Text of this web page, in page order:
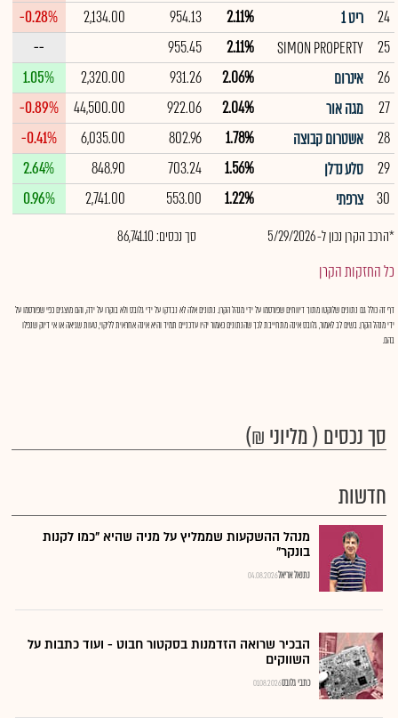
24
ריט 1 2.11%
954.13
2,134.00
-0.28%
25
SIMON PROPERTY
2.11%
955.45
--
26
אינרום 2.06%
931.26
2,320.00
1.05%
27
מגה אור 2.04%
922.06
44,500.00
-0.89%
28
אשטרום קבוצה 1.78%
802.96
6,035.00
-0.41%
29
סלע נדלן 1.56%
703.24
848.90
2.64%
30
צרפתי 1.22%
553.00
2,741.00
0.96%
*הרכב הקרן נכון ל- 5/29/2026 סך נכסים: 86,741.10
כל החזקות הקרן
דף זה כולל גם נתונים שלוקטו מתוך דיווחים שפורסמו על ידי מנהל הקרן. נתונים אלה לא נבדקו על ידי גלובס ולא בוקרו על ידה, והם מוצגים כפי שפורסמו על
ידי מנהל הקרן. בשים לב לאמור, גלובס אינה מתחייבת לכך שהנתונים כאמור יהיו עדכניים תמיד והיא אינה אחראית לליקוי, טעות שגיאה או אי דיוק שנפלו
בהם.
סך נכסים ( מליוני ₪)
חדשות
מנהל ההשקעות שממליץ על מניה שהיא "כמו לקנות
בונקר"
04.08.2026נתנאל אריאל
הבכיר שרואה הזדמנות בסקטור חבוט - ועוד כתבות על
השווקים
01.08.2026כתבי גלובס